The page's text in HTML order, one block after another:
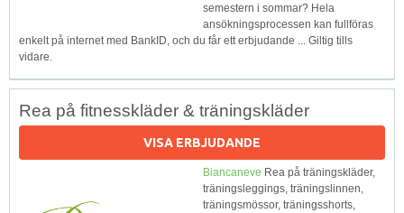
semestern i sommar? Hela
ansökningsprocessen kan fullföras
enkelt på internet med BankID, och du får ett erbjudande ... Giltig tills
vidare.
Rea på fitnesskläder & träningskläder
VISA ERBJUDANDE
Biancaneve Rea på träningskläder,
träningsleggings, träningslinnen,
träningsmössor, träningsshorts,